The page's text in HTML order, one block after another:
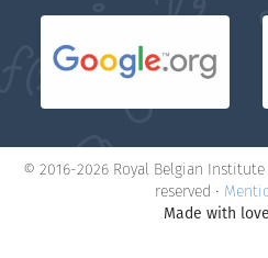
© 2016-2026 Royal Belgian
reserved •
Made with